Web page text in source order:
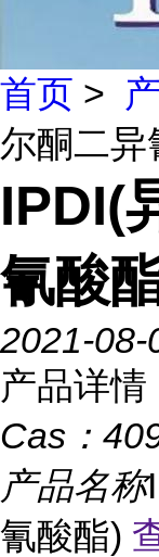
首页 >
尔酮二异
IPDI(
氰酸
2021-08-
产品详情
Cas：
产品名称
氰酸酯)